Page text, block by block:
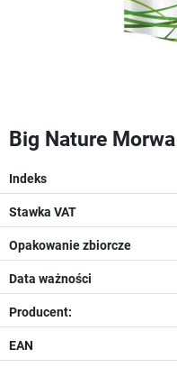
Big Nature
Indeks
Stawka VAT
Opakowanie zbiorcze
Data ważności
Producent:
EAN